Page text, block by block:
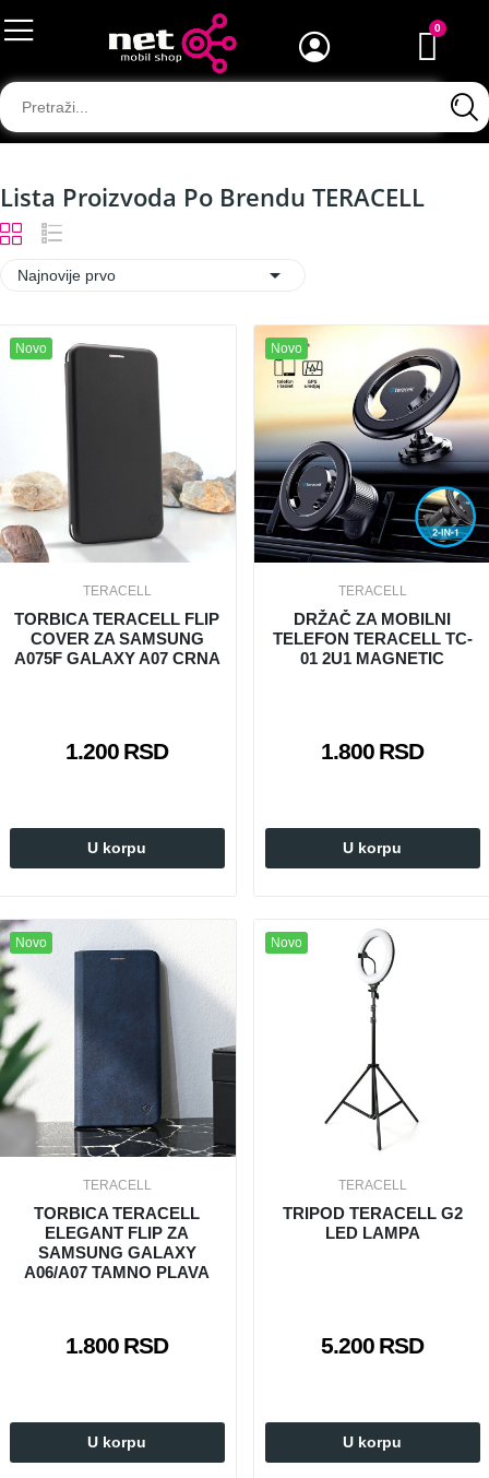
Lista Proizvoda Po Brendu TERACELL
Najnovije prvo 
Novo
TERACELL
TORBICA TERACELL FLIP
COVER ZA SAMSUNG
A075F GALAXY A07 CRNA
1.200 RSD
U korpu
Novo
TERACELL
DRŽAČ ZA MOBILNI
TELEFON TERACELL TC-
01 2U1 MAGNETIC
1.800 RSD
U korpu
Novo
TERACELL
TORBICA TERACELL
ELEGANT FLIP ZA
SAMSUNG GALAXY
A06/A07 TAMNO PLAVA
1.800 RSD
U korpu
Novo
TERACELL
TRIPOD TERACELL G2
LED LAMPA
5.200 RSD
U korpu